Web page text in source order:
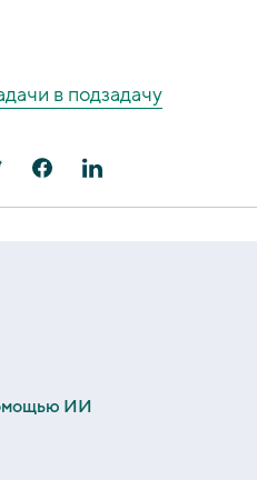
в подзадачу
ИИ